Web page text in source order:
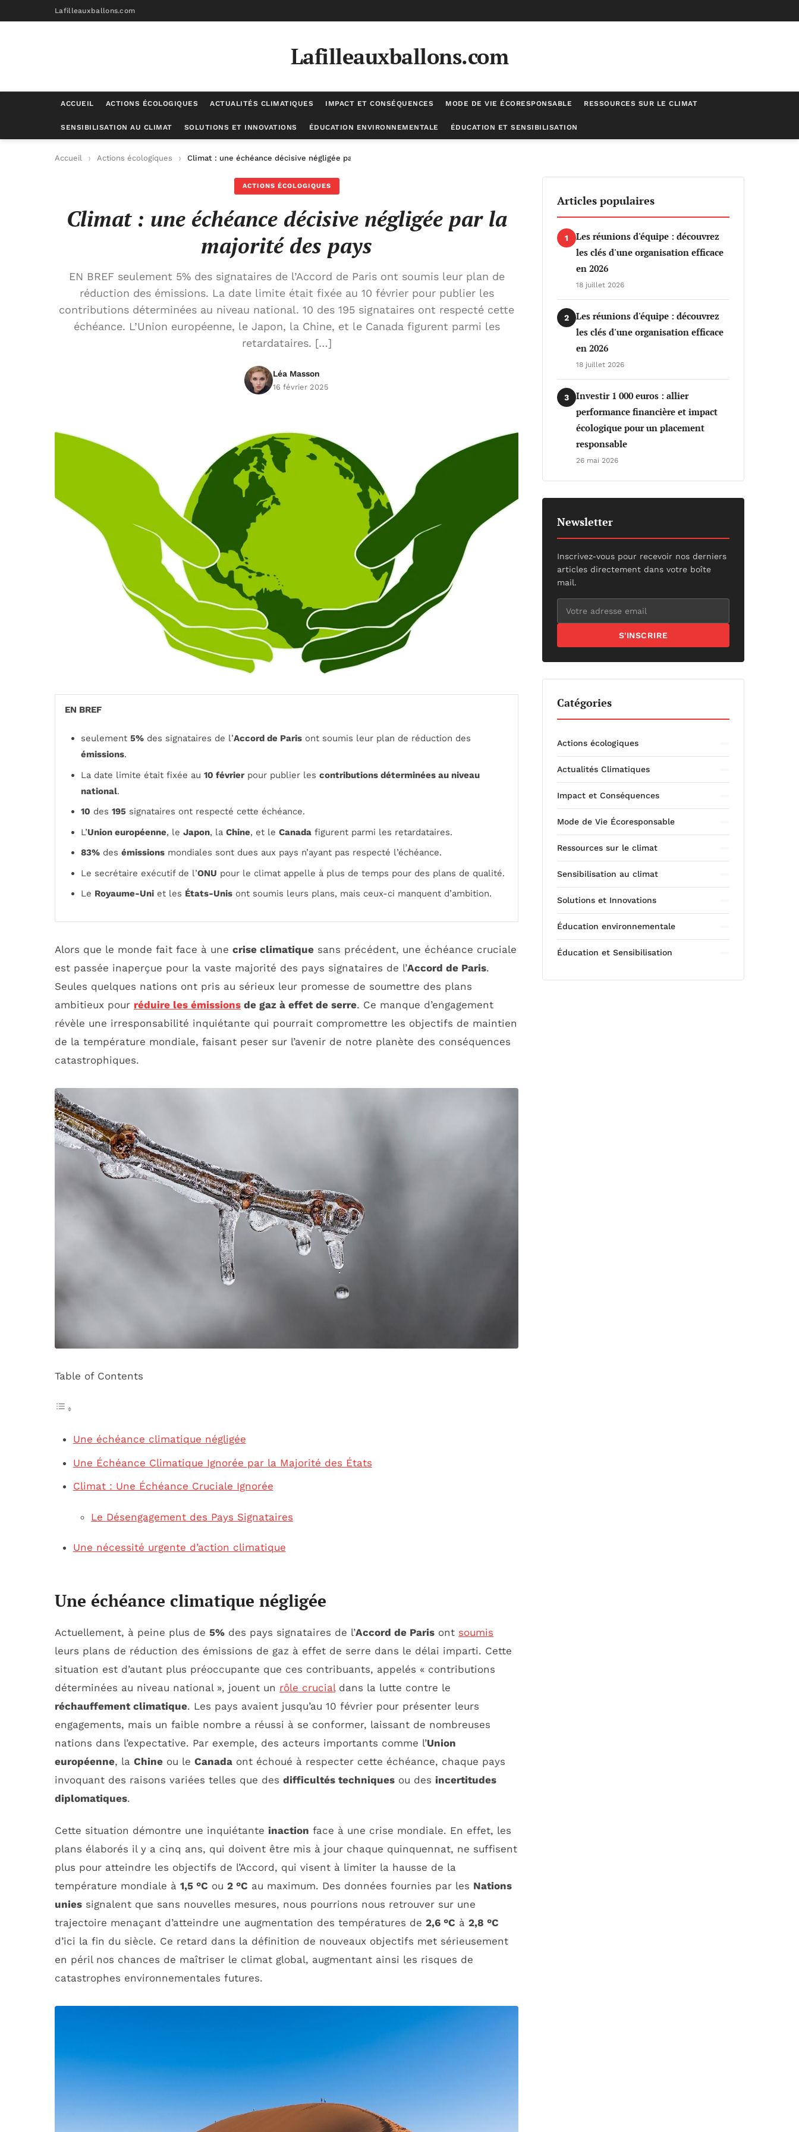
Lafilleauxballons.com
Lafilleauxballons.com
ACCUEIL ACTIONS ÉCOLOGIQUES ACTUALITÉS CLIMATIQUES IMPACT ET CONSÉQUENCES MODE DE VIE ÉCORESPONSABLE RESSOURCES SUR LE CLIMAT
SENSIBILISATION AU CLIMAT SOLUTIONS ET INNOVATIONS ÉDUCATION ENVIRONNEMENTALE ÉDUCATION ET SENSIBILISATION
Accueil Actions écologiques Climat : une échéance décisive négligée par la majorité des pays
ACTIONS ÉCOLOGIQUES
Climat : une échéance décisive négligée par la
majorité des pays
EN BREF seulement 5% des signataires de l’Accord de Paris ont soumis leur plan de
réduction des émissions. La date limite était fixée au 10 février pour publier les
contributions déterminées au niveau national. 10 des 195 signataires ont respecté cette
échéance. L’Union européenne, le Japon, la Chine, et le Canada figurent parmi les
retardataires. […]
Léa Masson
16 février 2025
EN BREF
seulement 5% des signataires de l’Accord de Paris ont soumis leur plan de réduction des
émissions.
La date limite était fixée au 10 févrierpour publier les contributions déterminées au niveau
national.
10 des 195 signataires ont respecté cette échéance.
L’Union européenne, le Japon, la Chine, et le Canada figurent parmi les retardataires.
83% des émissions mondiales sont dues aux pays n’ayant pas respecté l’échéance.
Le secrétaire exécutif de l’ONU pour le climat appelle à plus de temps pour des plans de qualité.
Le Royaume-Uni et les États-Unis ont soumis leurs plans, mais ceux-ci manquent d’ambition.
Alors que le monde fait face à une crise climatique sans précédent, une échéance cruciale
est passée inaperçue pour la vaste majorité des pays signataires de l’Accord de Paris.
Seules quelques nations ont pris au sérieux leur promesse de soumettre des plans
ambitieux pour réduire les émissions de gaz à effet de serre. Ce manque d’engagement
révèle une irresponsabilité inquiétante qui pourrait compromettre les objectifs de maintien
de la température mondiale, faisant peser sur l’avenir de notre planète des conséquences
catastrophiques.
Table of Contents
Une échéance climatique négligée
Une Échéance Climatique Ignorée par la Majorité des États
Climat : Une Échéance Cruciale Ignorée
Le Désengagement des Pays Signataires
Une nécessité urgente d’action climatique
Une échéance climatique négligée
Actuellement, à peine plus de 5% des pays signataires de l’Accord de Paris ont soumis
leurs plans de réduction des émissions de gaz à effet de serre dans le délai imparti. Cette
situation est d’autant plus préoccupante que ces contribuants, appelés « contributions
déterminées au niveau national », jouent un rôle crucial dans la lutte contre le
réchauffement climatique. Les pays avaient jusqu’au 10 février pour présenter leurs
engagements, mais un faible nombre a réussi à se conformer, laissant de nombreuses
nations dans l’expectative. Par exemple, des acteurs importants comme l’Union
européenne, la Chine ou le Canada ont échoué à respecter cette échéance, chaque pays
invoquant des raisons variées telles que des difficultés techniques ou des incertitudes
diplomatiques.
Cette situation démontre une inquiétante inaction face à une crise mondiale. En effet, les
plans élaborés il y a cinq ans, qui doivent être mis à jour chaque quinquennat, ne suffisent
plus pour atteindre les objectifs de l’Accord, qui visent à limiter la hausse de la
température mondiale à 1,5 °C ou 2 °C au maximum. Des données fournies par les Nations
unies signalent que sans nouvelles mesures, nous pourrions nous retrouver sur une
trajectoire menaçant d’atteindre une augmentation des températures de 2,6 °C à 2,8 °C
d’ici la fin du siècle. Ce retard dans la définition de nouveaux objectifs met sérieusement
en péril nos chances de maîtriser le climat global, augmentant ainsi les risques de
catastrophes environnementales futures.
Articles populaires
1
Les réunions d'équipe : découvrez
les clés d'une organisation efficace
en 2026
18 juillet 2026
2
Les réunions d'équipe : découvrez
les clés d'une organisation efficace
en 2026
18 juillet 2026
3
Investir 1 000 euros : allier
performance financière et impact
écologique pour un placement
responsable
26 mai 2026
Newsletter
Inscrivez-vous pour recevoir nos derniers
articles directement dans votre boîte
mail.
S'INSCRIRE
Catégories
Actions écologiques
Actualités Climatiques
Impact et Conséquences
Mode de Vie Écoresponsable
Ressources sur le climat
Sensibilisation au climat
Solutions et Innovations
Éducation environnementale
Éducation et Sensibilisation